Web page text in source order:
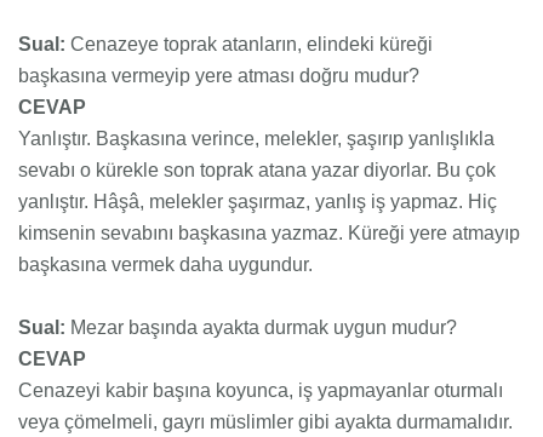
Sual: Cenazeye toprak atanların, elindeki küreği
başkasına vermeyip yere atması doğru mudur?
CEVAP
Yanlıştır. Başkasına verince, melekler, şaşırıp yanlışlıkla
sevabı o kürekle son toprak atana yazar diyorlar. Bu çok
yanlıştır. Hâşâ, melekler şaşırmaz, yanlış iş yapmaz. Hiç
kimsenin sevabını başkasına yazmaz. Küreği yere atmayıp
başkasına vermek daha uygundur.
Sual: Mezar başında ayakta durmak uygun mudur?
CEVAP
Cenazeyi kabir başına koyunca, iş yapmayanlar oturmalı
veya çömelmeli, gayrı müslimler gibi ayakta durmamalıdır.